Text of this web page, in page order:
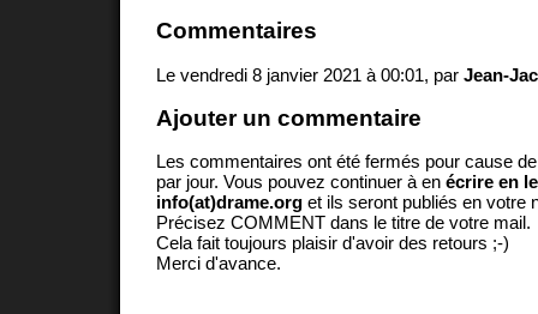
Commentaires
Le vendredi 8 janvier 2021 à 00:01, par Jean-
Ajouter un commentaire
Les commentaires ont été fermés pour cause
par jour. Vous pouvez continuer à en écrire en
info(at)drame.org et ils seront publiés en votre
Précisez COMMENT dans le titre de votre mail.
Cela fait toujours plaisir d'avoir des retours ;-)
Merci d'avance.